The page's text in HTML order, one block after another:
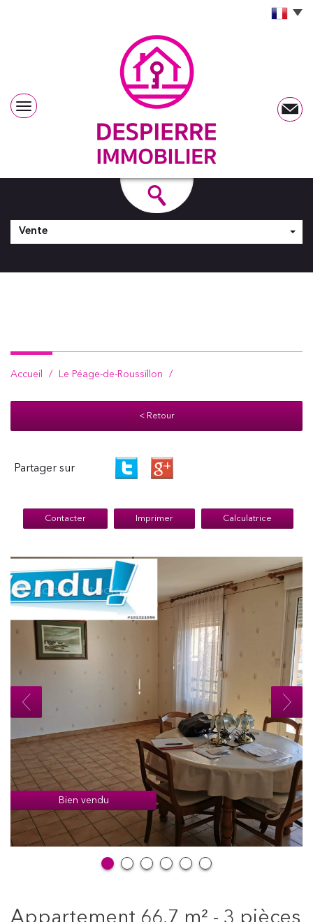
Vente
Accueil Le Péage-de-Roussillon
< Retour
Partager sur
Contacter Imprimer Calculatrice
Bien vendu